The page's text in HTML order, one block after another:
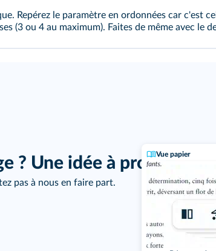
Vue papier
Repérez le paramètre en ordonnées car c'est
(3 ou 4 au maximum). Faites de même avec
? Une idée à proposer ?
pas à nous en faire part.